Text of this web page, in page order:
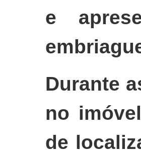
e
Durante
no
de